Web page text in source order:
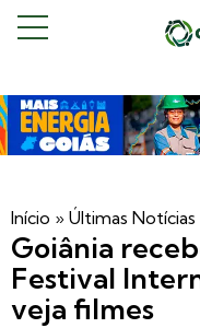
Início » Últimas Notícias
Goiânia
Festival
veja filmes